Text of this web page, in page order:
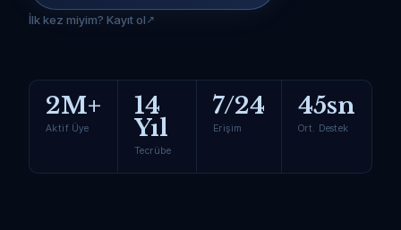
İlk kez miyim? Kayıt ol
2M+
Aktif Üye
14
Yıl
Tecrübe
7/24
Erişim
45sn
Ort. Destek